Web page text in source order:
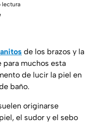
lectura
de los brazos y la
para muchos esta
de lucir la piel en
baño.
originarse
el sudor y el sebo